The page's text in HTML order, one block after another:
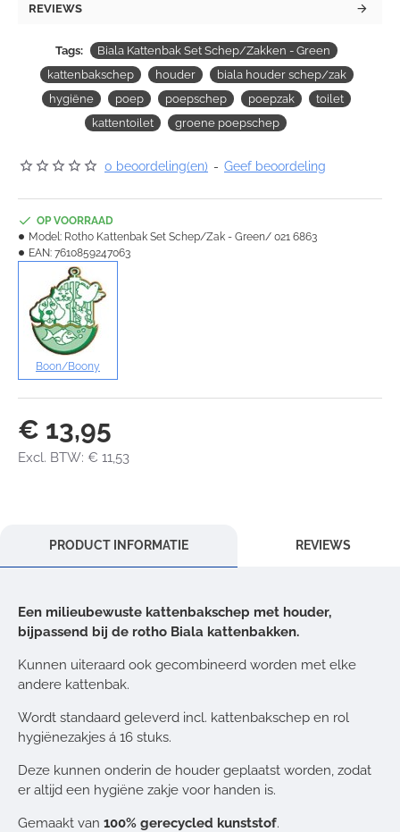
REVIEWS
Tags:
Biala Kattenbak Set Schep/Zakken - Green
kattenbakschep
houder
biala houder schep/zak
hygiëne
poep poepschep poepzak
toilet
kattentoilet
groene poepschep
0 beoordeling(en) - Geef beoordeling
€ 13,95
Excl. BTW: € 11,53
OP VOORRAAD
Model: Rotho Kattenbak Set Schep/Zak - Green/ 021 6863
EAN: 7610859247063
Boon/Boony
PRODUCT INFORMATIE REVIEWS
Een milieubewuste kattenbakschep met houder,
bijpassend bij de rotho Biala kattenbakken.
Kunnen uiteraard ook gecombineerd worden met elke
andere kattenbak.
Wordt standaard geleverd incl. kattenbakschep en rol
hygiënezakjes á 16 stuks.
Deze kunnen onderin de houder geplaatst worden, zodat
er altijd een hygiëne zakje voor handen is.
Gemaakt van 100% gerecycled kunststof.